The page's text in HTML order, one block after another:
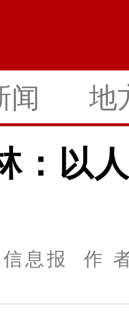
闻 地
：以
信息报 作